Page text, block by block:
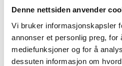
Denne nettsiden anvender
Vi bruker informasjonskapsler
annonser et personlig preg, for
mediefunksjoner og for å
dessuten informasjon om
Beskrivning
Specifikation